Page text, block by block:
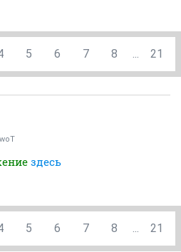
5 6 7 8 ... 21
здесь
5 6 7 8 ... 21